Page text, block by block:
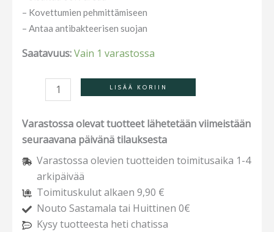
– Kovettumien pehmittämiseen
– Antaa antibakteerisen suojan
Saatavuus:Vain 1 varastossa
LISÄÄ KORIIN
Varastossa olevat tuotteet lähetetään viimeistään
seuraavana päivänä tilauksesta
Varastossa olevien tuotteiden toimitusaika 1-4
arkipäivää
Toimituskulut alkaen 9,90 €
Nouto Sastamala tai Huittinen 0€
Kysy tuotteesta heti chatissa